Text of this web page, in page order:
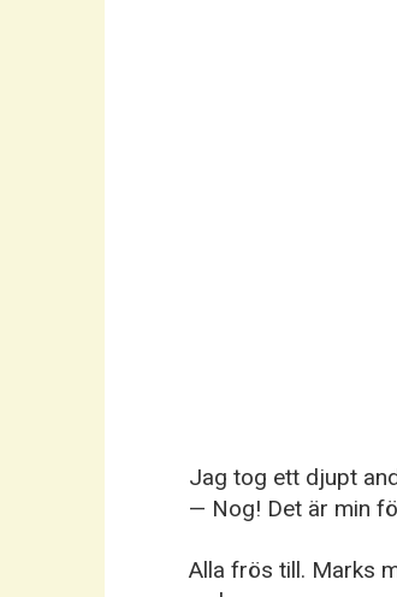
Jag tog ett djupt
— Nog! Det är min
Alla frös till. Marks